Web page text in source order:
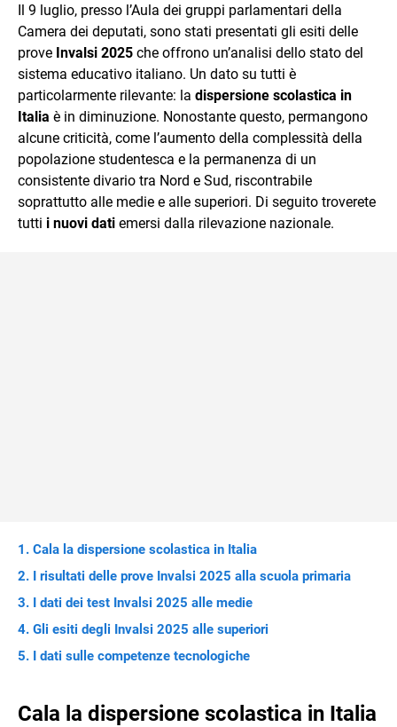
mente.
Il 9 luglio, presso l’Aula dei gruppi parlamentari della
Camera dei deputati, sono stati presentati gli esiti delle
prove Invalsi 2025 che offrono un’analisi dello stato del
sistema educativo italiano. Un dato su tutti è
particolarmente rilevante: la dispersione scolastica in
Italia è in diminuzione. Nonostante questo, permangono
alcune criticità, come l’aumento della complessità della
popolazione studentesca e la permanenza di un
consistente divario tra Nord e Sud, riscontrabile
soprattutto alle medie e alle superiori. Di seguito troverete
tutti i nuovi dati emersi dalla rilevazione nazionale.
Cala la dispersione scolastica in Italia
I risultati delle prove Invalsi 2025 alla scuola primaria
I dati dei test Invalsi 2025 alle medie
Gli esiti degli Invalsi 2025 alle superiori
I dati sulle competenze tecnologiche
Cala la dispersione scolastica in Italia